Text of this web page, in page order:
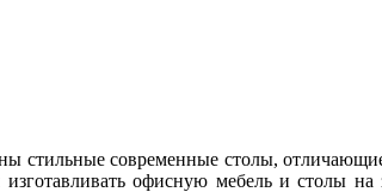
стильные современные столы,
офисную мебель и столы на